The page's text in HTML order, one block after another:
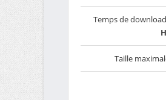
Temps de
Taille